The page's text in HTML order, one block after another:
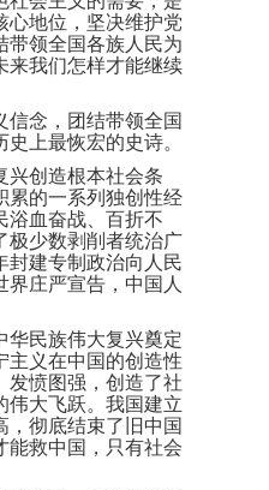
心地位，坚决维护党
带领全国各族人民为
来我们怎样才能继续
念，团结带领全国
上最恢宏的史诗。
兴创造根本社会条
累的一系列独创性经
浴血奋战、百折不
极少数剥削者统治广
封建专制政治向人民
庄严宣告，中国人
华民族伟大复兴奠定
主义在中国的创造性
发愤图强，创造了社
伟大飞跃。我国建立
彻底结束了旧中国
能救中国，只有社会